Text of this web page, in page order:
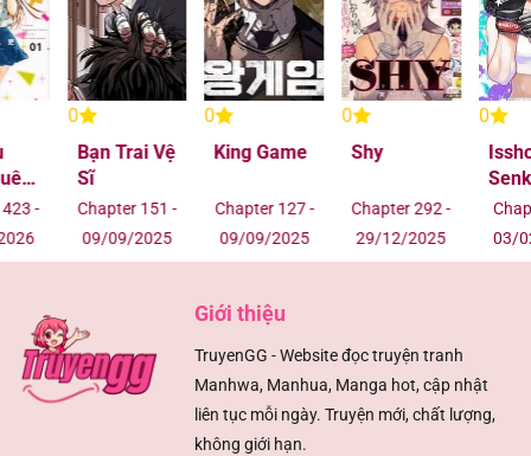
Bạn Trai Vệ
Sĩ
Chapter 151 -
09/09/2025
King Game
Chapter 127 -
09/09/2025
Shy
Chapter 292 -
29/12/2025
Chapter 68 -
03/02/2026
Giới thiệu
TruyenGG - Website đọc truyện tranh
Manhwa, Manhua, Manga hot, cập nhật
liên tục mỗi ngày. Truyện mới, chất lượng,
không giới hạn.